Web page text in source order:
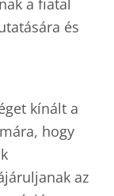
és
kínált a
hogy
az